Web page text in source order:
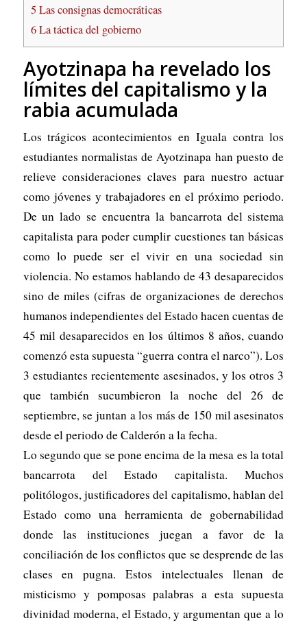
5 Las consignas democráticas
6La táctica del gobierno
Ayotzinapa ha revelado los
límites del capitalismo y la
rabia acumulada
Los trágicos acontecimientos en Iguala contra los
estudiantes normalistas de Ayotzinapa han puesto de
relieve consideraciones claves para nuestro actuar
como jóvenes y trabajadores en el próximo periodo.
De un lado se encuentra la bancarrota del sistema
capitalista para poder cumplir cuestiones tan básicas
como lo puede ser el vivir en una sociedad sin
violencia. No estamos hablando de 43 desaparecidos
sino de miles (cifras de organizaciones de derechos
humanos independientes del Estado hacen cuentas de
45 mil desaparecidos en los últimos 8 años, cuando
comenzó esta supuesta “guerra contra el narco”). Los
3 estudiantes recientemente asesinados, y los otros 3
que también sucumbieron la noche del 26 de
septiembre, se juntan a los más de 150 mil asesinatos
desde el periodo de Calderón a la fecha.
Lo segundo que se pone encima de la mesa es la total
bancarrota del Estado capitalista. Muchos
politólogos, justificadores del capitalismo, hablan del
Estado como una herramienta de gobernabilidad
donde las instituciones juegan a favor de la
conciliación de los conflictos que se desprende de las
clases en pugna. Estos intelectuales llenan de
misticismo y pomposas palabras a esta supuesta
divinidad moderna, el Estado, y argumentan que a lo